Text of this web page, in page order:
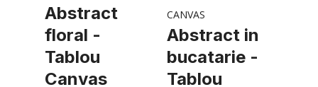
Abstract
floral -
Tablou
Canvas
CANVAS
Abstract in
bucatarie -
Tablou